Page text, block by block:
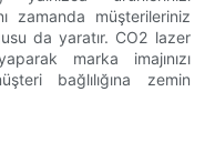
zamanda müşterileriniz
da yaratır. CO2 lazer
marka imajınızı
bağlılığına zemin